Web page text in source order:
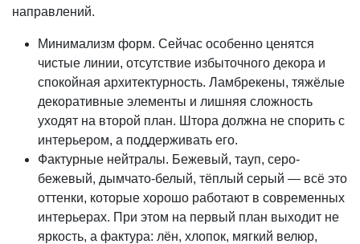
направлений.
Минимализм форм. Сейчас особенно ценятся
чистые линии, отсутствие избыточного декора и
спокойная архитектурность. Ламбрекены, тяжёлые
декоративные элементы и лишняя сложность
уходят на второй план. Штора должна не спорить с
интерьером, а поддерживать его.
Фактурные нейтралы. Бежевый, тауп, серо-
бежевый, дымчато-белый, тёплый серый — всё это
оттенки, которые хорошо работают в современных
интерьерах. При этом на первый план выходит не
яркость, а фактура: лён, хлопок, мягкий велюр,